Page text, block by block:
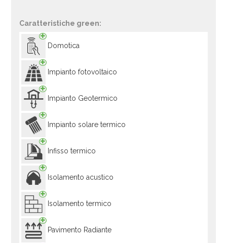
Caratteristiche green:
Domotica
Impianto fotovoltaico
Impianto Geotermico
Impianto solare termico
Infisso termico
Isolamento acustico
Isolamento termico
Pavimento Radiante